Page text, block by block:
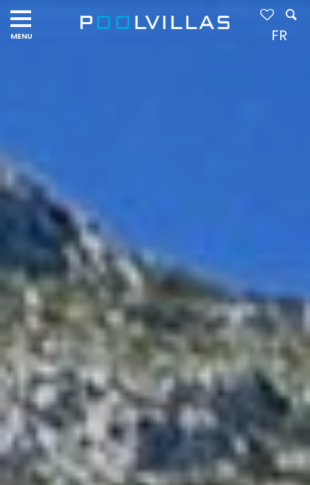
FR
Navigation
menu